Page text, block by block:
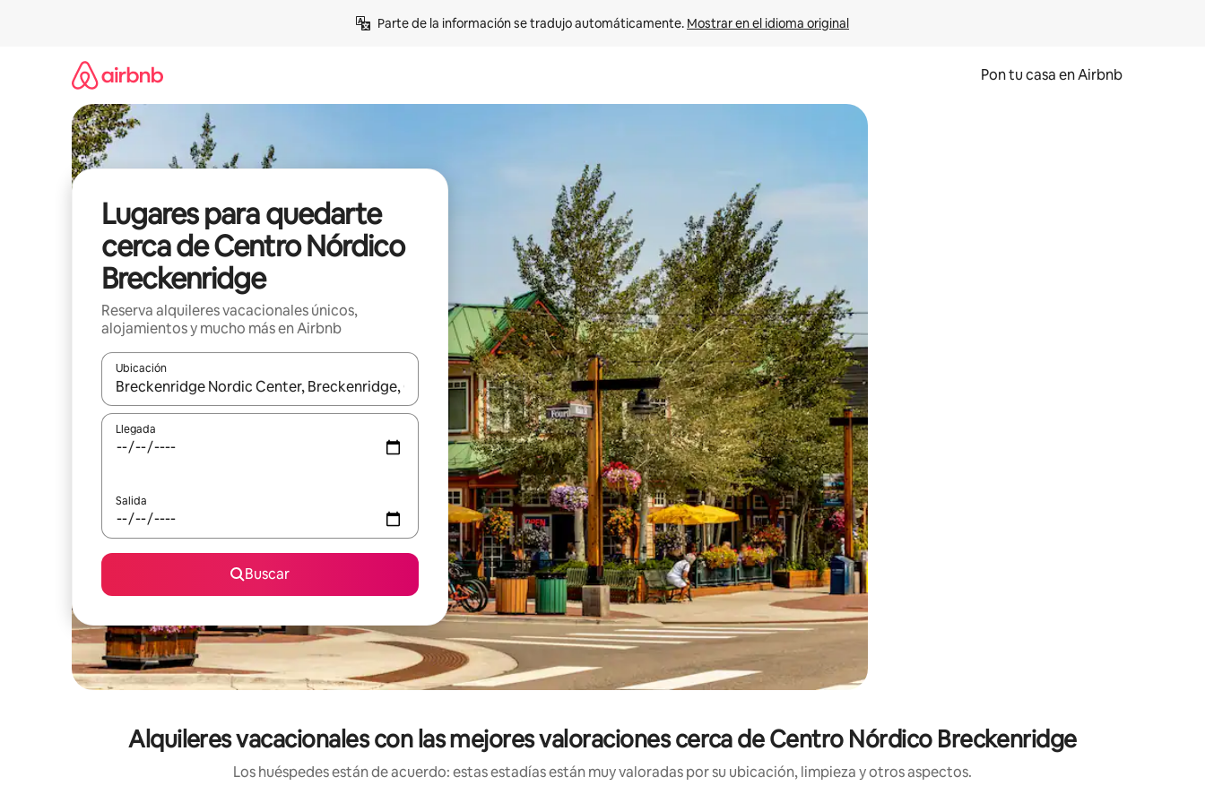
Parte de la información se tradujo automáticamente. Mostrar en el idioma original
Pon tu casa en Airbnb
Lugares para quedarte
cerca de Centro Nórdico
Breckenridge
Reserva alquileres vacacionales únicos,
alojamientos y mucho más en Airbnb
Ubicación
Cuando los resultados estén disponibles, navega con las teclas de flecha hacia arriba y hacia abajo o explora con el tacto o desliza el dedo.
Llegada
Salida
Buscar
Alquileres vacacionales con las mejores valoraciones cerca de Centro Nórdico Breckenridge
Los huéspedes están de acuerdo: estas estadías están muy valoradas por su ubicación, limpieza y otros aspectos.